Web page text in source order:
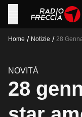
Home / Notizie / 28
NOVITÀ
28